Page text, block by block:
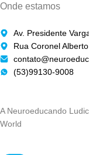
Onde estamos
Av. Presidente
Rua Coronel
(53)99130-9008
A Neuroeducando
World